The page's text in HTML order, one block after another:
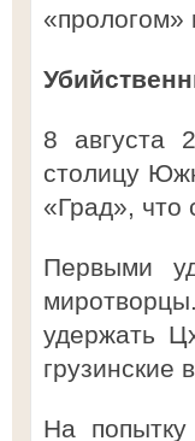
«прологом»
8 августа
столицу
«Град», что
Первыми
удержать
грузинские
На